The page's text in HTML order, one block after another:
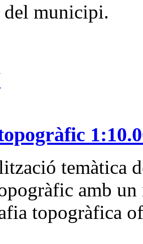
del municipi.
temàtica
amb
topogràfica